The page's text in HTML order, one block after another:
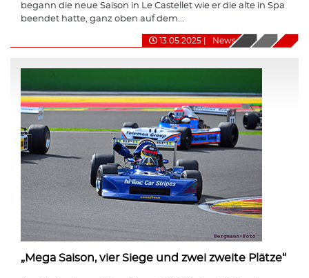
begann die neue Saison in Le Castellet wie er die alte in Spa
beendet hatte, ganz oben auf dem...
13.05.2025 News
„Mega Saison, vier Siege und zwei zweite Plätze“